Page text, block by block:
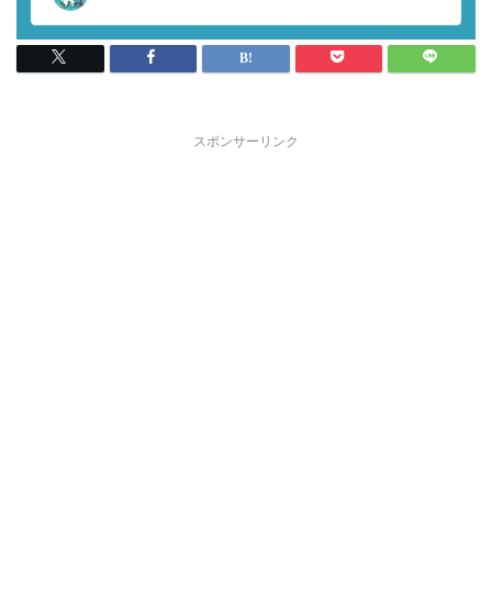
スポンサーリンク